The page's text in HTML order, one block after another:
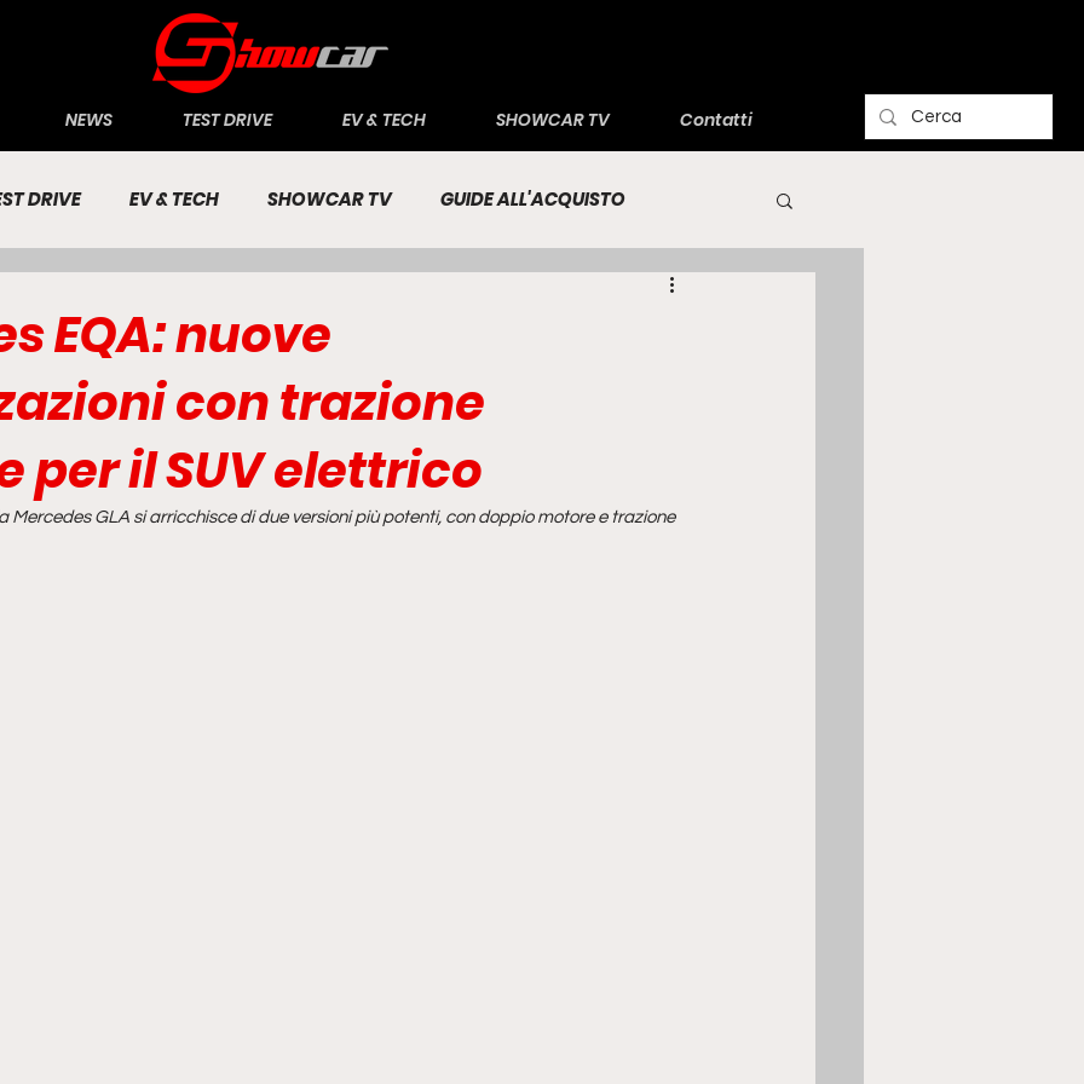
NEWS TEST DRIVE EV & TECH SHOWCAR TV Contatti
DRIVE EV & TECH SHOWCAR TV GUIDE ALL'ACQUISTO
EQA: nuove
con trazione
per il SUV elettrico
Mercedes GLA si arricchisce di due versioni più potenti, con doppio motore e trazione